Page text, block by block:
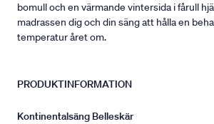
bomull och en värmande vintersida i fårull
madrassen dig och din säng att hålla en
temperatur året om.
PRODUKTINFORMATION
Kontinentalsäng Belleskär